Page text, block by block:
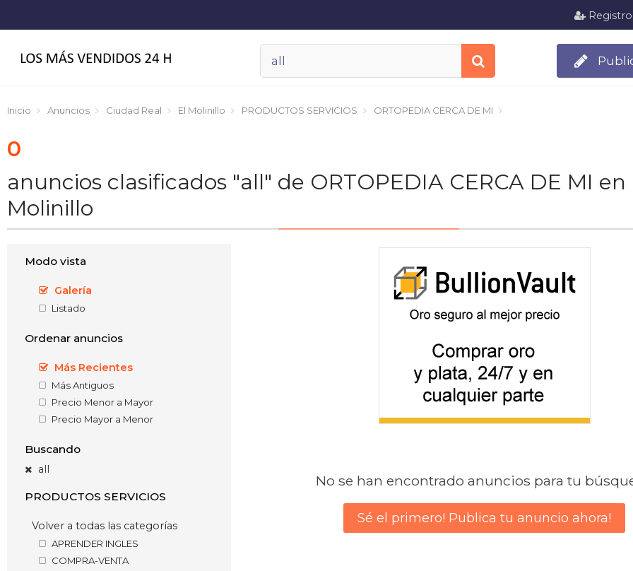
Registro
Inicio Anuncios Ciudad Real El Molinillo PRODUCTOS SERVICIOS ORTOPEDIA CERCA DE MI
0
anuncios clasificados "all" de ORTOPEDIA CERCA DE MI en
Molinillo
Modo vista
Galería
Listado
Ordenar anuncios
Más Recientes
Más Antiguos
Precio Menor a Mayor
Precio Mayor a Menor
Buscando
all
PRODUCTOS SERVICIOS
Volver a todas las categorías
APRENDER INGLES
COMPRA-VENTA
No se han encontrado anuncios para tu
Sé el primero! Publica tu anuncio ahora!